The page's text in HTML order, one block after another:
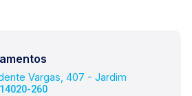
Vargas, 407 - Jardim
14020-260